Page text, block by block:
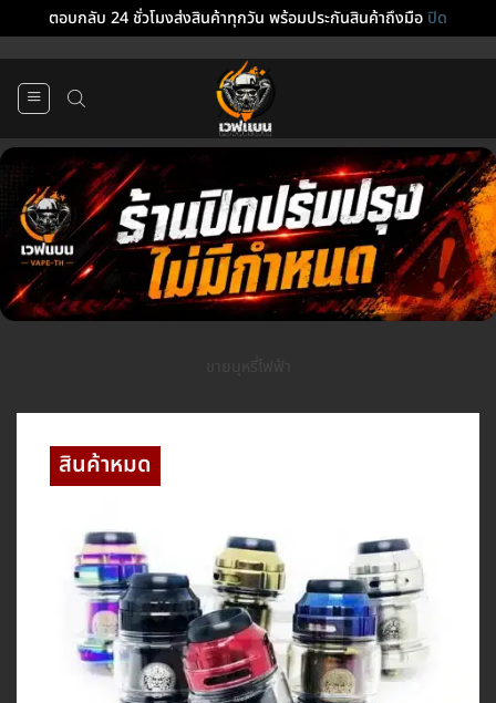
ตอบกลับ 24 ชั่วโมงส่งสินค้าทุกวัน พร้อมประกันสินค้าถึงมือปิด